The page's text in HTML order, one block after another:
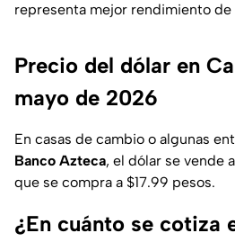
representa mejor rendimiento de
Precio del dólar en
mayo de 2026
En casas de cambio o algunas
Banco Azteca, el dólar se vende
que se compra a $17.99 pesos.
¿En cuánto se cotiza